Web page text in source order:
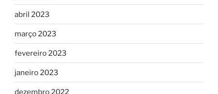
abril 2023
março 2023
fevereiro 2023
janeiro 2023
dezembro 2022